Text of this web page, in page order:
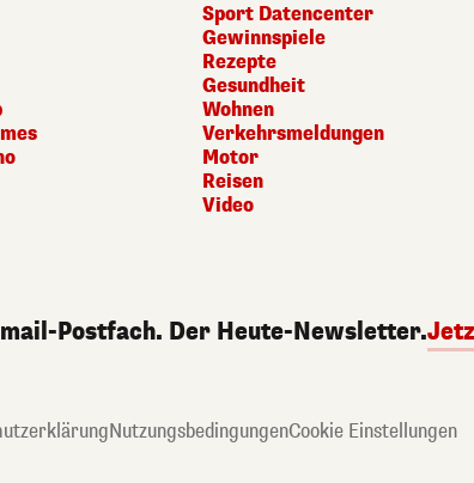
Sport Datencenter
Gewinnspiele
Rezepte
Gesundheit
Wohnen
Verkehrsmeldungen
Motor
Reisen
Video
Postfach. Der Heute-Newsletter.
NutzungsbedingungenCookie Einstellungen